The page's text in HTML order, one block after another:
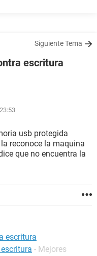
Siguiente Tema
escritura
usb protegida
reconoce la maquina
que no encuentra la
escritura
- Mejores